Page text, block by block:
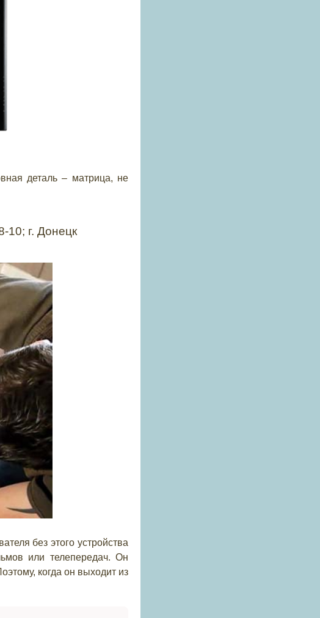
деталь – матрица, не
10; г. Донецк
без этого устройства
или телепередач. Он
когда он выходит из